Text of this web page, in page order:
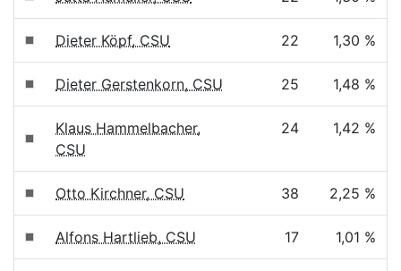
Dieter Köpf, CSU 22 1,30 %
Dieter Gerstenkorn, CSU 25 1,48 %
Klaus Hammelbacher,
CSU
24 1,42 %
Otto Kirchner, CSU 38 2,25 %
Alfons Hartlieb, CSU 17 1,01 %